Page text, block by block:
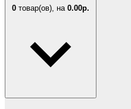
0 товар(ов), на 0.00р.